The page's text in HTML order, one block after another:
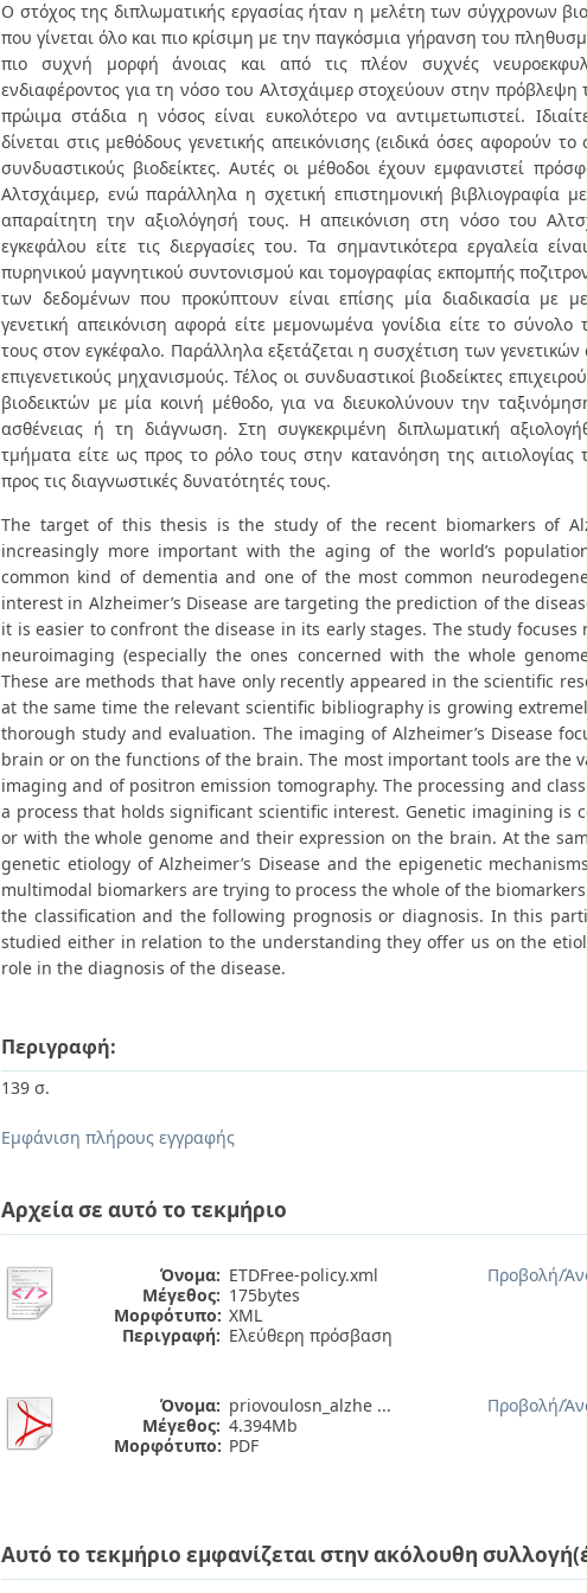
Ο στόχος της διπλωματικής εργασίας ήταν η μελέτη των σύγχρονων
που γίνεται όλο και πιο κρίσιμη με την παγκόσμια γήρανση του
πιο συχνή μορφή άνοιας και από τις πλέον συχνές
ενδιαφέροντος για τη νόσο του Αλτσχάιμερ στοχεύουν στην πρόβλεψη
πρώιμα στάδια η νόσος είναι ευκολότερο να αντιμετωπιστεί.
δίνεται στις μεθόδους γενετικής απεικόνισης (ειδικά όσες αφορούν
συνδυαστικούς βιοδείκτες. Αυτές οι μέθοδοι έχουν εμφανιστεί
Αλτσχάιμερ, ενώ παράλληλα η σχετική επιστημονική βιβλιογραφία
απαραίτητη την αξιολόγησή τους. Η απεικόνιση στη νόσο του
εγκεφάλου είτε τις διεργασίες του. Τα σημαντικότερα εργαλεία
πυρηνικού μαγνητικού συντονισμού και τομογραφίας εκπομπής
των δεδομένων που προκύπτουν είναι επίσης μία διαδικασία με
γενετική απεικόνιση αφορά είτε μεμονωμένα γονίδια είτε το
τους στον εγκέφαλο. Παράλληλα εξετάζεται η συσχέτιση των
επιγενετικούς μηχανισμούς. Τέλος οι συνδυαστικοί βιοδείκτες
βιοδεικτών με μία κοινή μέθοδο, για να διευκολύνουν την
ασθένειας ή τη διάγνωση. Στη συγκεκριμένη διπλωματική
τμήματα είτε ως προς το ρόλο τους στην κατανόηση της αιτιολογίας
προς τις διαγνωστικές δυνατότητές τους.
The target of this thesis is the study of the recent biomarkers of
increasingly more important with the aging of the world’s
common kind of dementia and one of the most common
interest in Alzheimer’s Disease are targeting the prediction of the
it is easier to confront the disease in its early stages. The study
neuroimaging (especially the ones concerned with the whole
These are methods that have only recently appeared in the scientific
at the same time the relevant scientific bibliography is growing
thorough study and evaluation. The imaging of Alzheimer’s Disease
brain or on the functions of the brain. The most important tools are the
imaging and of positron emission tomography. The processing and
a process that holds significant scientific interest. Genetic imagining is
or with the whole genome and their expression on the brain. At the
genetic etiology of Alzheimer’s Disease and the epigenetic
multimodal biomarkers are trying to process the whole of the
the classification and the following prognosis or diagnosis. In this
studied either in relation to the understanding they offer us on the
role in the diagnosis of the disease.
Περιγραφή:
139 σ.
Εμφάνιση πλήρους εγγραφής
Αρχεία σε αυτό το τεκμήριο
Όνομα: ETDFree-policy.xml
Μέγεθος: 175bytes
Μορφότυπο: XML
Περιγραφή: Ελεύθερη πρόσβαση
Προβολή/
Όνομα: priovoulosn_alzhe ...
Μέγεθος: 4.394Mb
Μορφότυπο: PDF
Προβολή/
Αυτό το τεκμήριο εμφανίζεται στην ακόλουθη